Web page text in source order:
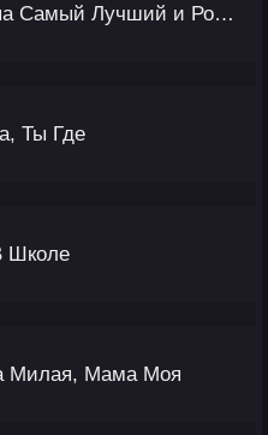
Песня - Мой Папа Самый Лучший и Родной
Ты Где
Школе
Милая, Мама Моя